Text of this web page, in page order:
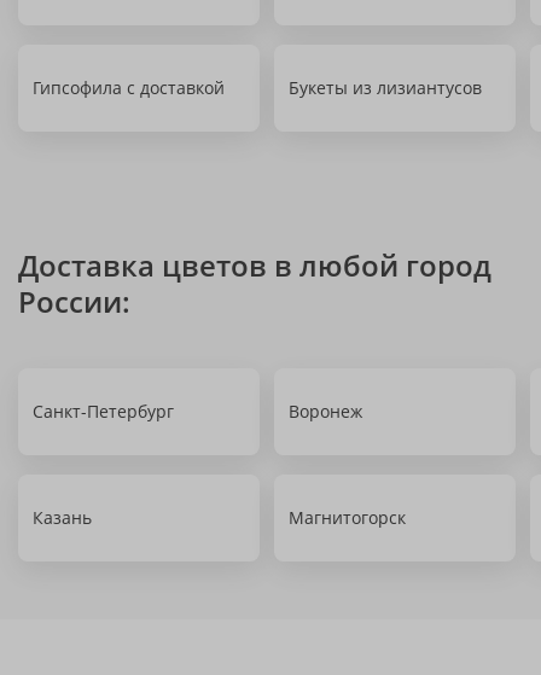
Гипсофила с доставкой Букеты из лизиантусов
Доставка цветов в любой город
России:
Санкт-Петербург Воронеж
Казань Магнитогорск